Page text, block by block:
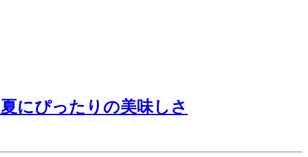
にぴったりの美味しさ